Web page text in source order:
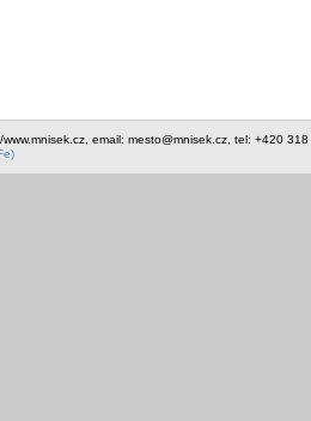
email: mesto@mnisek.cz, tel: +420